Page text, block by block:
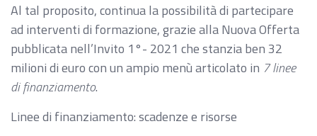
Al tal proposito, continua la possibilità di partecipare
ad interventi di formazione, grazie alla Nuova Offerta
pubblicata nell’Invito 1°- 2021 che stanzia ben 32
milioni di euro con un ampio menù articolato in 7 linee
di finanziamento.
Linee di finanziamento: scadenze e risorse